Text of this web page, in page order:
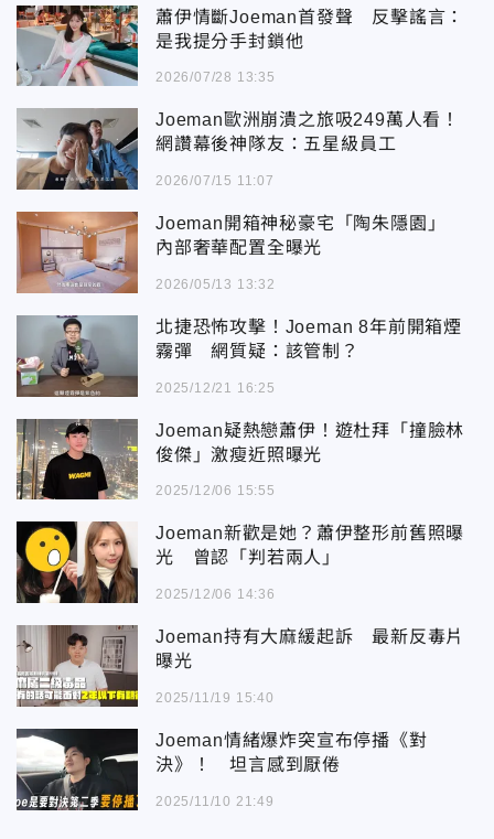
蕭伊情斷Joeman首發聲 反擊謠言：
是我提分手封鎖他
2026/07/28 13:35
Joeman歐洲崩潰之旅吸249萬人看！
網讚幕後神隊友：五星級員工
2026/07/15 11:07
Joeman開箱神秘豪宅「陶朱隱園」
內部奢華配置全曝光
2026/05/13 13:32
北捷恐怖攻擊！Joeman 8年前開箱煙
霧彈 網質疑：該管制？
2025/12/21 16:25
Joeman疑熱戀蕭伊！遊杜拜「撞臉林
俊傑」激瘦近照曝光
2025/12/06 15:55
Joeman新歡是她？蕭伊整形前舊照曝
光 曾認「判若兩人」
2025/12/06 14:36
Joeman持有大麻緩起訴 最新反毒片
曝光
2025/11/19 15:40
Joeman情緒爆炸突宣布停播《對
決》！ 坦言感到厭倦
2025/11/10 21:49